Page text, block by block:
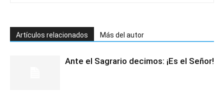
Artículos relacionados Más del autor
Ante el Sagrario decimos: ¡Es el Señor!